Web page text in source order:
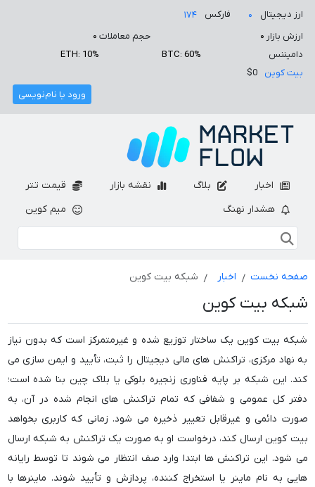
ارز دیجیتال ۰ فارکس
۱۷۴
ارزش بازار ۰ حجم معاملات ۰
دامیننس
BTC: 60%
ETH: 10%
بیت کوین
$0
ورود یا نام‌نویسی
اخبار بلاگ نقشه بازار
قیمت تتر
هشدار نهنگ
میم کوین
صفحه نخست اخبار شبکه بیت کوین
شبکه بیت کوین
شبکه بیت کوین یک ساختار توزیع شده و غیرمتمرکز است که بدون نیاز
به نهاد مرکزی، تراکنش های مالی دیجیتال را ثبت، تأیید و ایمن سازی می
کند. این شبکه بر پایه فناوری زنجیره بلوکی یا بلاک چین بنا شده است؛
دفتر کل عمومی و شفافی که تمام تراکنش های انجام شده در آن، به
صورت دائمی و غیرقابل تغییر ذخیره می شود. زمانی که کاربری بخواهد
بیت کوین ارسال کند، درخواست او به صورت یک تراکنش به شبکه ارسال
می شود. این تراکنش ها ابتدا وارد صف انتظار می شوند تا توسط رایانه
هایی به نام ماینر یا استخراج کننده، پردازش و تأیید شوند. ماینرها با